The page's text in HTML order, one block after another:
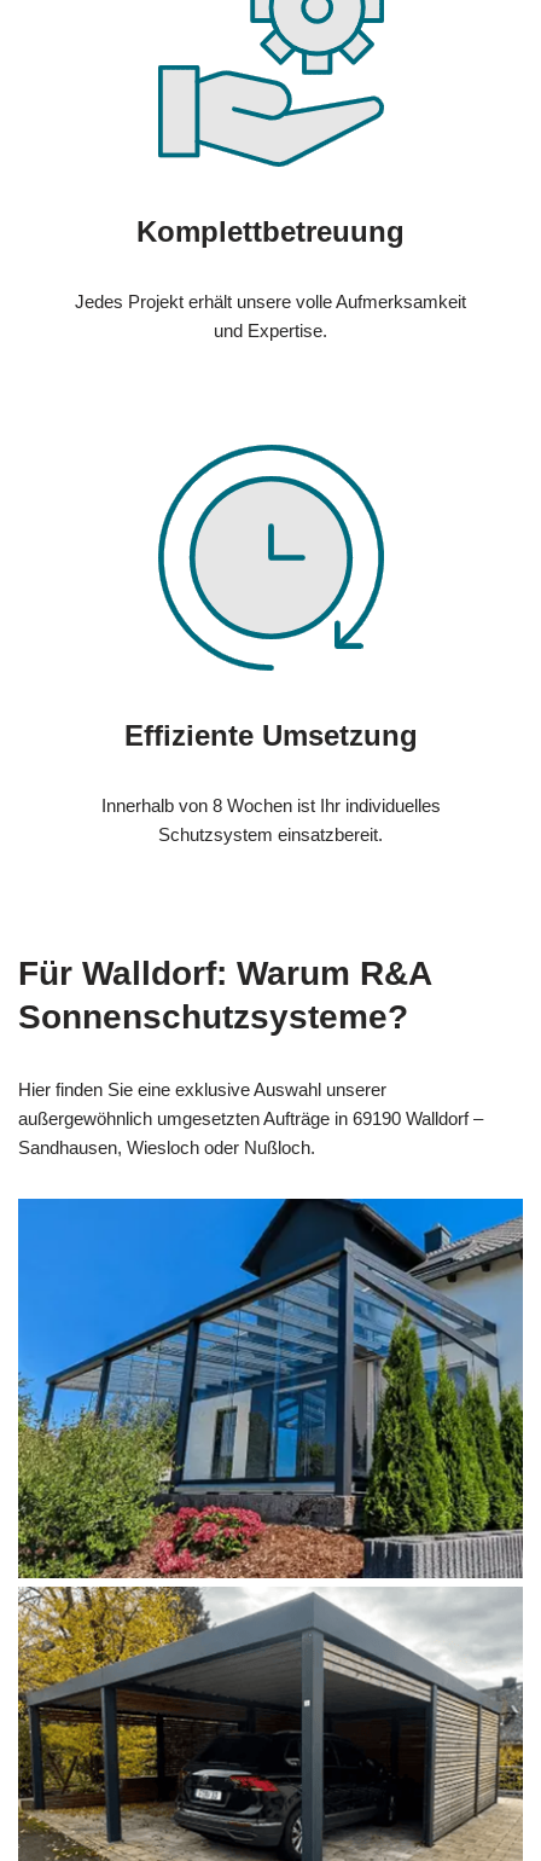
Komplettbetreuung
Jedes Projekt erhält unsere volle Aufmerksamkeit
und Expertise.
Effiziente Umsetzung
Innerhalb von 8 Wochen ist Ihr individuelles
Schutzsystem einsatzbereit.
Für Walldorf: Warum R&A
Sonnenschutzsysteme?
Hier finden Sie eine exklusive Auswahl unserer
außergewöhnlich umgesetzten Aufträge in 69190 Walldorf –
Sandhausen, Wiesloch oder Nußloch.